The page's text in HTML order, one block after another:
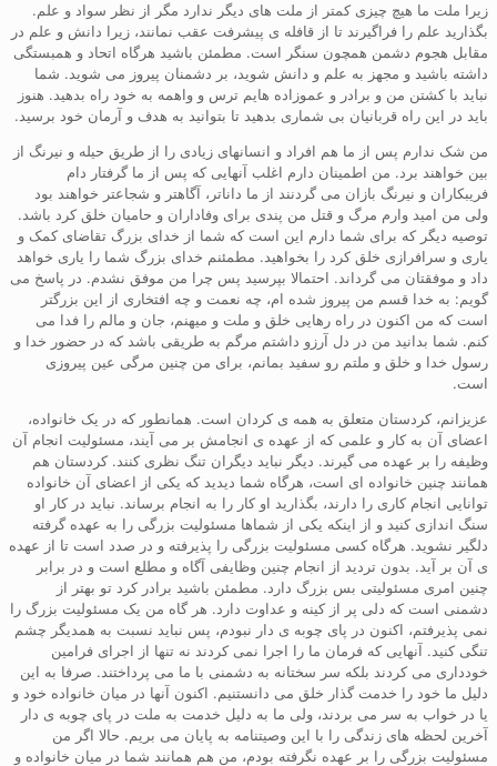
زیرا ملت ما هیچ چیزی کمتر از ملت های دیگر ندارد مگر از نظر سواد و علم.
بگذارید علم را فراگیرند تا از قافله ی پیشرفت عقب نمانند، زیرا دانش و علم در
مقابل هجوم دشمن همچون سنگر است. مطمئن باشید هرگاه اتحاد و همبستگی
داشته باشید و مجهز به علم و دانش شوید، بر دشمنان پیروز می شوید. شما
نباید با کشتن من و برادر و عموزاده هایم ترس و واهمه به خود راه بدهید. هنوز
باید در این راه قربانیان بی شماری بدهید تا بتوانید به هدف و آرمان خود برسید.
من شک ندارم پس از ما هم افراد و انسانهای زیادی را از طریق حیله و نیرنگ از
بین خواهند برد. من اطمینان دارم اغلب آنهایی که پس از ما گرفتار دام
فریبکاران و نیرنگ بازان می گردنند از ما داناتر، آگاهتر و شجاعتر خواهند بود
ولی من امید وارم مرگ و قتل من پندی برای وفاداران و حامیان خلق کرد باشد.
توصیه دیگر که برای شما دارم این است که شما از خدای بزرگ تقاضای کمک و
یاری و سرافرازی خلق کرد را بخواهید. مطمئنم خدای بزرگ شما را یاری خواهد
داد و موفقتان می گرداند. احتمالا بپرسید پس چرا من موفق نشدم. در پاسخ می
گویم: به خدا قسم من پیروز شده ام، چه نعمت و چه افتخاری از این بزرگتر
است که من اکنون در راه رهایی خلق و ملت و میهنم، جان و مالم را فدا می
کنم. شما بدانید من در دل آرزو داشتم مرگم به طریقی باشد که در حضور خدا و
رسول خدا و خلق و ملتم رو سفید بمانم، برای من چنین مرگی عین پیروزی
است.
عزیزانم، کردستان متعلق به همه ی کردان است. همانطور که در یک خانواده،
اعضای آن به کار و علمی که از عهده ی انجامش بر می آیند، مسئولیت انجام آن
وظیفه را بر عهده می گیرند. دیگر نباید دیگران تنگ نظری کنند. کردستان هم
همانند چنین خانواده ای است، هرگاه شما دیدید که یکی از اعضای آن خانواده
توانایی انجام کاری را دارند، بگذارید او کار را به انجام برساند. نباید در کار او
سنگ اندازی کنید و از اینکه یکی از شماها مسئولیت بزرگی را به عهده گرفته
دلگیر نشوید. هرگاه کسی مسئولیت بزرگی را پذیرفته و در صدد است تا از عهده
ی آن بر آید. بدون تردید از انجام چنین وظایفی آگاه و مطلع است و در برابر
چنین امری مسئولیتی بس بزرگ دارد. مطمئن باشید برادر کرد تو بهتر از
دشمنی است که دلی پر از کینه و عداوت دارد. هر گاه من یک مسئولیت بزرگ را
نمی پذیرفتم، اکنون در پای چوبه ی دار نبودم، پس نباید نسبت به همدیگر چشم
تنگی کنید. آنهایی که فرمان ما را اجرا نمی کردند نه تنها از اجرای فرامین
خودداری می کردند بلکه سر سختانه به دشمنی با ما می پرداختند. صرفا به این
دلیل ما خود را خدمت گذار خلق می دانستنیم. اکنون آنها در میان خانواده خود و
یا در خواب به سر می بردند، ولی ما به دلیل خدمت به ملت در پای چوبه ی دار
آخرین لحظه های زندگی را با این وصیتنامه به پایان می بریم. حالا اگر من
مسئولیت بزرگی را بر عهده نگرفته بودم، من هم همانند شما در میان خانواده و